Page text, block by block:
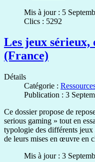
Mis à jour : 5
Clics : 5292
Les jeux sérieux,
(France)
Détails
Catégorie :
Publication : 3
Ce dossier propose de
serious gaming » tout en
typologie des différents
de leurs mises en œuvre en
Mis à jour : 3